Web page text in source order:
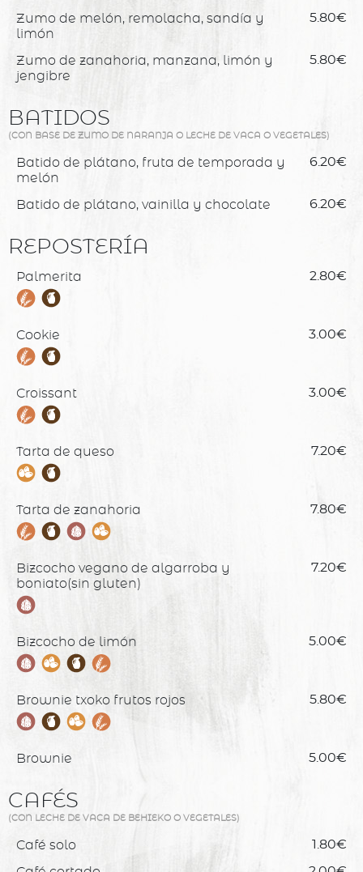
Zumo de melón, remolacha, sandía y
limón
5.80€
Zumo de zanahoria, manzana, limón y
jengibre
5.80€
BATIDOS
(CON BASE DE ZUMO DE NARANJA O LECHE DE VACA O VEGETALES)
Batido de plátano, fruta de temporada y
melón
6.20€
Batido de plátano, vainilla y chocolate 6.20€
REPOSTERÍA
Palmerita 2.80€
Cookie 3.00€
Croissant 3.00€
Tarta de queso 7.20€
Tarta de zanahoria 7.80€
Bizcocho vegano de algarroba y
boniato(sin gluten)
7.20€
Bizcocho de limón 5.00€
Brownie txoko frutos rojos 5.80€
Brownie 5.00€
CAFÉS
(CON LECHE DE VACA DE BEHIEKO O VEGETALES)
Café solo 1.80€